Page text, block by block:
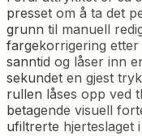
presset om å ta det
grunn til manuell
fargekorrigering
sanntid og låser inn
sekundet en gjest
rullen låses opp ved
betagende visuell
ufiltrerte hjerteslaget